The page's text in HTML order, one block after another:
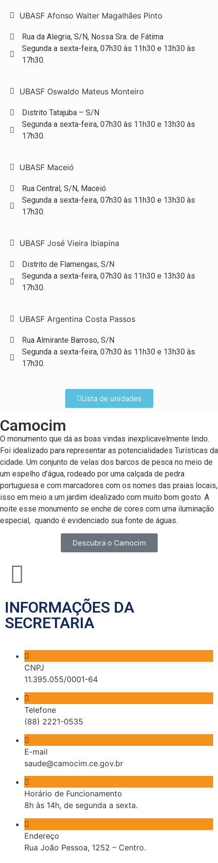
UBASF Afonso Walter Magalhães Pinto
Rua da Alegria, S/N, Nossa Sra. de Fátima
Segunda a sexta-feira, 07h30 às 11h30 e 13h30 às
17h30.
UBASF Oswaldo Mateus Monteiro
Distrito Tatajuba – S/N
Segunda a sexta-feira, 07h30 às 11h30 e 13h30 às
17h30.
UBASF Maceió
Rua Central, S/N, Maceió
Segunda a sexta-feira, 07h30 às 11h30 e 13h30 às
17h30.
UBASF José Vieira Ibiapina
Distrito de Flamengas, S/N
Segunda a sexta-feira, 07h30 às 11h30 e 13h30 às
17h30.
UBASF Argentina Costa Passos
Rua Almirante Barroso, S/N
Segunda a sexta-feira, 07h30 às 11h30 e 13h30 às
17h30.
Lista de unidades
Camocim
O monumento que dá as boas vindas inexplicavelmente lindo.
Foi idealizado para representar as potencialidades Turísticas da
cidade. Um conjunto de velas dos barcos de pesca no meio de
um espelho d’água, rodeado por uma calçada de pedra
portuguesa e com marcadores com os nomes das praias locais,
isso em meio a um jardim idealizado com muito bom gosto. A
noite esse monumento se enche de cores com uma iluminação
especial, quando é evidenciado sua fonte de águas.
Descubra o Camocim
INFORMAÇÕES DA
SECRETARIA
CNPJ
11.395.055/0001-64
Telefone
(88) 2221-0535
E-mail
saude@camocim.ce.gov.br
Horário de Funcionamento
8h às 14h, de segunda a sexta.
Endereço
Rua João Pessoa, 1252 – Centro.